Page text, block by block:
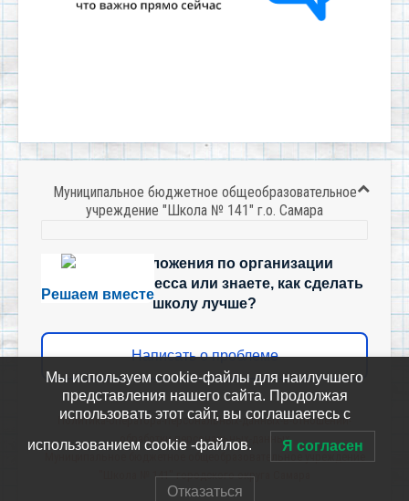
Муниципальное бюджетное общеобразовательное
учреждение "Школа № 141" г.о. Самара
Решаем вместе
Есть предложения по организации
учебного процесса или знаете, как сделать
школу лучше?
Написать о проблеме
Политика-оператора-персональных-данных-в-отношении-
обработки-персональных-данных
Муниципальное бюджетное общеобразовательное учреждение
"Школа № 141" городского округа Самара
Мы используем cookie-файлы для наилучшего
представления нашего сайта. Продолжая
использовать этот сайт, вы соглашаетесь с
использованием cookie -файлов. Я согласен
Отказаться